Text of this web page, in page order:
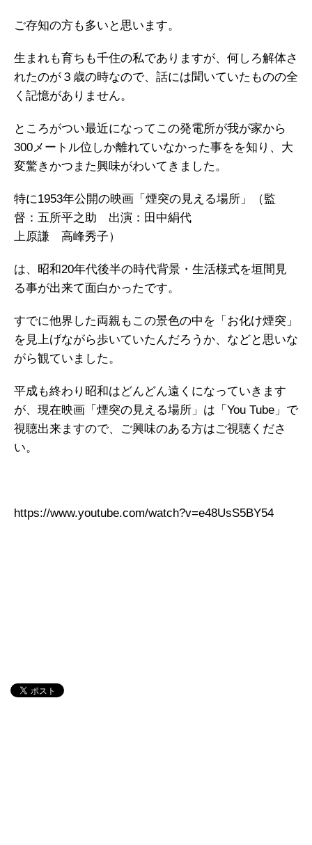
ご存知の方も多いと思います。
生まれも育ちも千住の私でありますが、何しろ解体さ
れたのが３歳の時なので、話には聞いていたものの全
く記憶がありません。
ところがつい最近になってこの発電所が我が家から
300メートル位しか離れていなかった事をを知り、大
変驚きかつまた興味がわいてきました。
特に1953年公開の映画「煙突の見える場所」（監
督：五所平之助 出演：田中絹代
上原謙 高峰秀子）
は、昭和20年代後半の時代背景・生活様式を垣間見
る事が出来て面白かったです。
すでに他界した両親もこの景色の中を「お化け煙突」
を見上げながら歩いていたんだろうか、などと思いな
がら観ていました。
平成も終わり昭和はどんどん遠くになっていきます
が、現在映画「煙突の見える場所」は「You Tube」で
視聴出来ますので、ご興味のある方はご視聴くださ
い。
https://www.youtube.com/watch?v=e48UsS5BY54